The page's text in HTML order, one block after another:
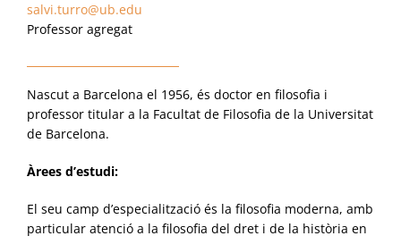
salvi.turro@ub.edu
Professor agregat
Nascut a Barcelona el 1956, és doctor en filosofia i
professor titular a la Facultat de Filosofia de la Universitat
de Barcelona.
Àrees d’estudi:
El seu camp d’especialització és la filosofia moderna, amb
particular atenció a la filosofia del dret i de la història en